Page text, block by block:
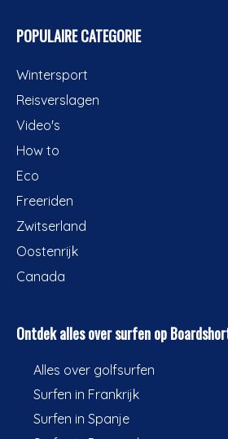
POPULAIRE CATEGORIE
Wintersport
Reisverslagen
Video's
How to
Eco
Freeriden
Zwitserland
Oostenrijk
Canada
Ontdek alles over surfen op
Alles over golfsurfen
Surfen in Frankrijk
Surfen in Spanje